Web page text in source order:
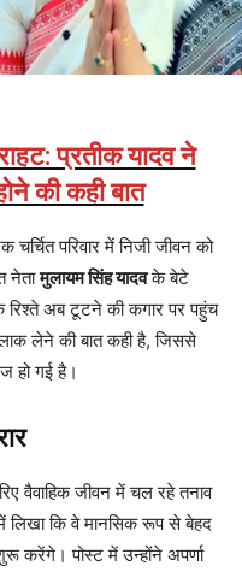
प्रतीक यादव ने
की कही बात
परिवार में निजी जीवन को
नेतामुलायम सिंह यादवके बेटे
अब टूटने की कगार पर पहुंच
लेने की बात कही है, जिससे
हो गई है।
वैवाहिक जीवन में चल रहे तनाव
लिखा कि वे मानसिक रूप से बेहद
करेंगे। पोस्ट में उन्होंने अपर्णा